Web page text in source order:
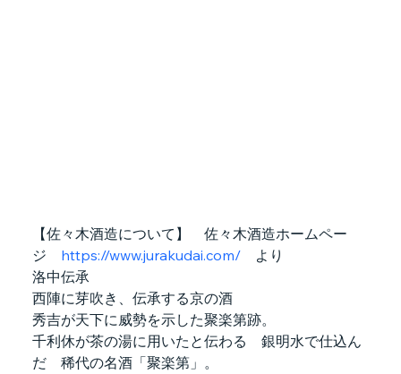
【佐々木酒造について】　佐々木酒造ホームペー
ジ https://www.jurakudai.com/ より
洛中伝承
西陣に芽吹き、伝承する京の酒
秀吉が天下に威勢を示した聚楽第跡。
千利休が茶の湯に用いたと伝わる　銀明水で仕込ん
だ　稀代の名酒「聚楽第」。